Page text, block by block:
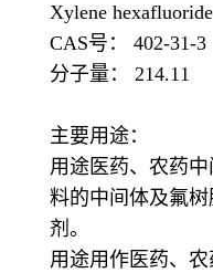
Xylene hexafluoride
CAS号： 402-31-3
分子量： 214.11
主要用途：
用途医药、农药
料的中间体及氟
剂。
用途用作医药、